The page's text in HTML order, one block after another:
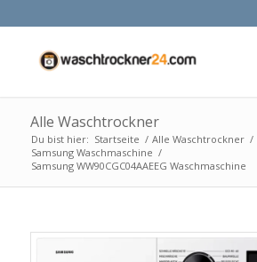
Alle Waschtrockner
Du bist hier: Startseite / Alle Waschtrockner /
Samsung Waschmaschine /
Samsung WW90CGC04AAEEG Waschmaschine